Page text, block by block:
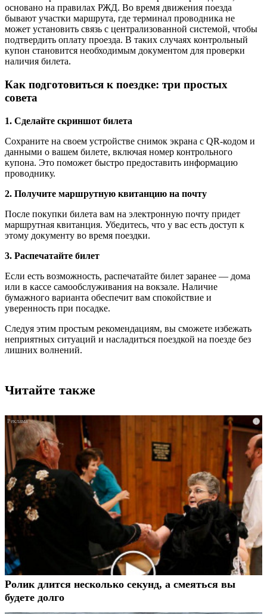
основано на правилах РЖД. Во время движения поезда
бывают участки маршрута, где терминал проводника не
может установить связь с централизованной системой, чтобы
подтвердить оплату проезда. В таких случаях контрольный
купон становится необходимым документом для проверки
наличия билета.
Как подготовиться к поездке: три простых
совета
1. Сделайте скриншот билета
Сохраните на своем устройстве снимок экрана с QR-кодом и
данными о вашем билете, включая номер контрольного
купона. Это поможет быстро предоставить информацию
проводнику.
2. Получите маршрутную квитанцию на почту
После покупки билета вам на электронную почту придет
маршрутная квитанция. Убедитесь, что у вас есть доступ к
этому документу во время поездки.
3. Распечатайте билет
Если есть возможность, распечатайте билет заранее — дома
или в кассе самообслуживания на вокзале. Наличие
бумажного варианта обеспечит вам спокойствие и
уверенность при посадке.
Следуя этим простым рекомендациям, вы сможете избежать
неприятных ситуаций и насладиться поездкой на поезде без
лишних волнений.
Читайте также
i
Ролик длится несколько секунд, а смеяться вы
будете долго